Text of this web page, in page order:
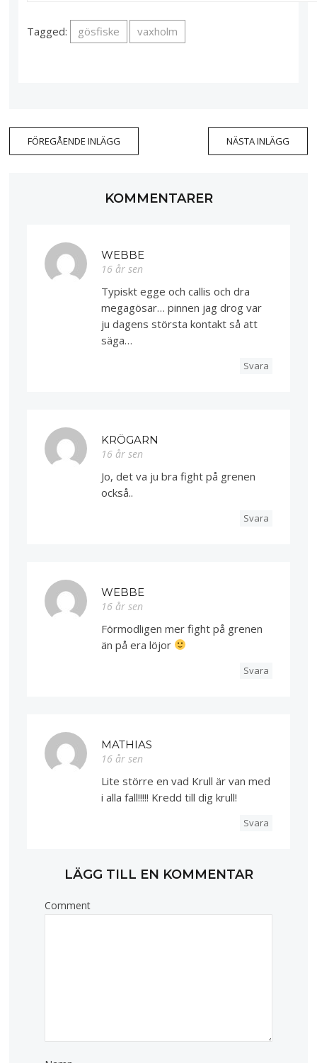
Tagged: gösfiske vaxholm
FÖREGÅENDE INLÄGG NÄSTA INLÄGG
KOMMENTARER
WEBBE
16 år sen
Typiskt egge och callis och dra
megagösar… pinnen jag drog var
ju dagens största kontakt så att
säga…
Svara
KRÖGARN
16 år sen
Jo, det va ju bra fight på grenen
också..
Svara
WEBBE
16 år sen
Förmodligen mer fight på grenen
än på era löjor
Svara
MATHIAS
16 år sen
Lite större en vad Krull är van med
i alla fall!!!!! Kredd till dig krull!
Svara
LÄGG TILL EN KOMMENTAR
Comment